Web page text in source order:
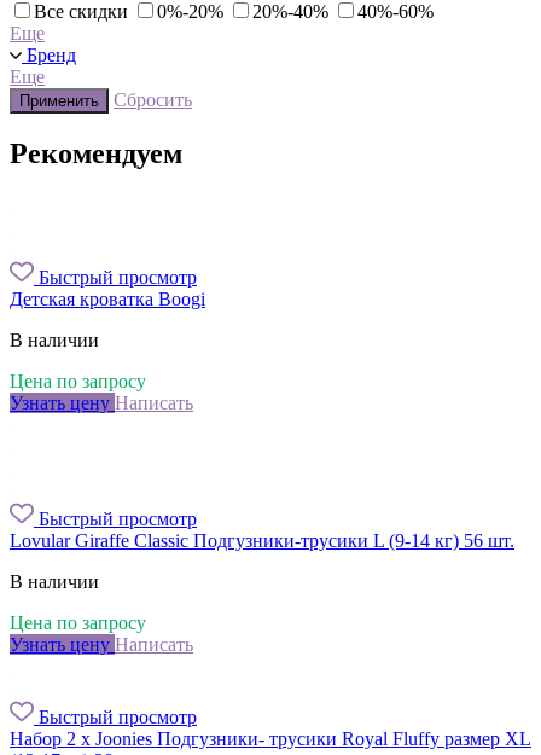
Все скидки
0%-20% 20%-40%
40%-60%
Еще
Бренд
Еще
Применить Сбросить
Рекомендуем
Быстрый просмотр
Детская кроватка Boogi
В наличии
Цена по запросу
Узнать цену Написать
Быстрый просмотр
Lovular Giraffe Classic Подгузники-трусики L (9-14 кг) 56 шт.
В наличии
Цена по запросу
Узнать цену Написать
Быстрый просмотр
Набор 2 х Joonies Подгузники- трусики Royal Fluffy размер XL